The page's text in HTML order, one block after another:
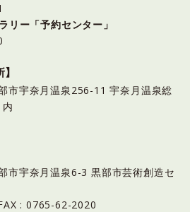
リー「予約センター」
宇奈月温泉256-11 宇奈月温泉総
宇奈月温泉6-3 黒部市芸術創造セ
: 0765-62-2020